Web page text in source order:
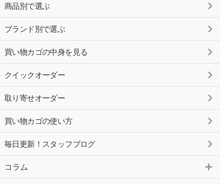
商品別で選ぶ
ブランド別で選ぶ
買い物カゴの中身を見る
クイックオーダー
取り寄せオーダー
買い物カゴの使い方
毎日更新！スタッフブログ
コラム